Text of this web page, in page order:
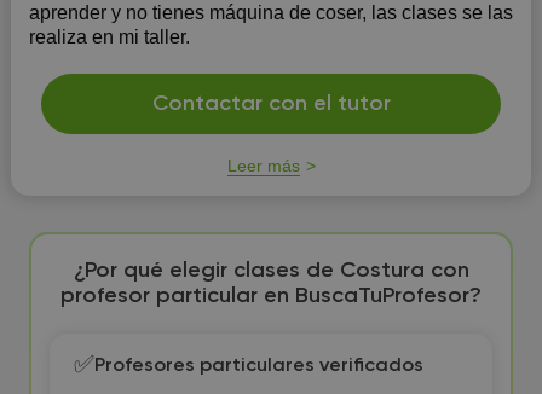
aprender y no tienes máquina de coser, las clases se las
realiza en mi taller.
Contactar con el tutor
Leer más
¿Por qué elegir clases de Costura con
profesor particular en BuscaTuProfesor?
✅Profesores particulares verificados